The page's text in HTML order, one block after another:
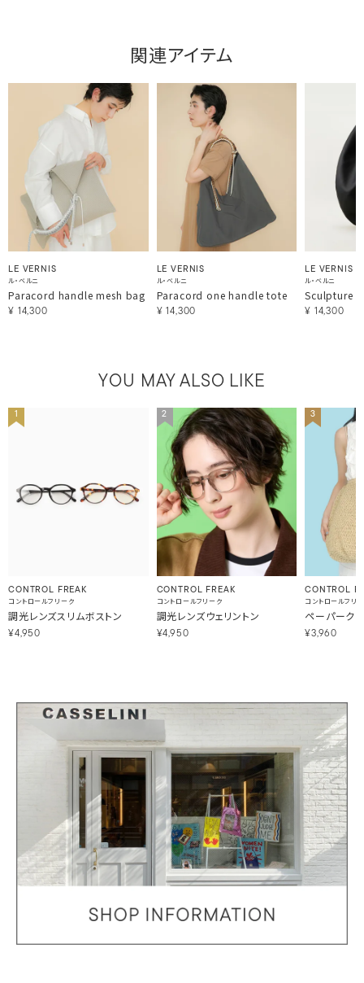
関連アイテム
LE VERNIS
ル・ベルニ
Paracord handle mesh bag
¥ 14,300
LE VERNIS
ル・ベルニ
Paracord one handle tote
¥ 14,300
LE VERNIS
ル・ベルニ
Sculpture
¥ 14,300
YOU MAY ALSO LIKE
1
CONTROL FREAK
コントロールフリーク
調光レンズスリムボストン
¥4,950
2
CONTROL FREAK
コントロールフリーク
調光レンズウェリントン
¥4,950
3
CONTROL
コントロールフリ
ペーパーク
¥3,960